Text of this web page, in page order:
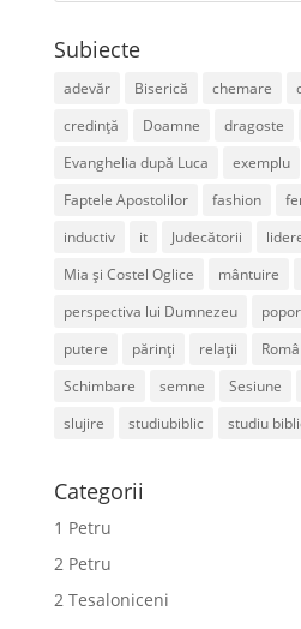
Subiecte
adevăr Biserică chemare
credință
Doamne dragoste
Evanghelia după Luca
exemplu
Faptele Apostolilor
fashion
inductiv
it Judecătorii
Mia și Costel Oglice
mântuire
perspectiva lui Dumnezeu
putere
părinți relații
Schimbare
semne Sesiune
slujire
studiubiblic studiu
Categorii
1 Petru
2 Petru
2 Tesaloniceni